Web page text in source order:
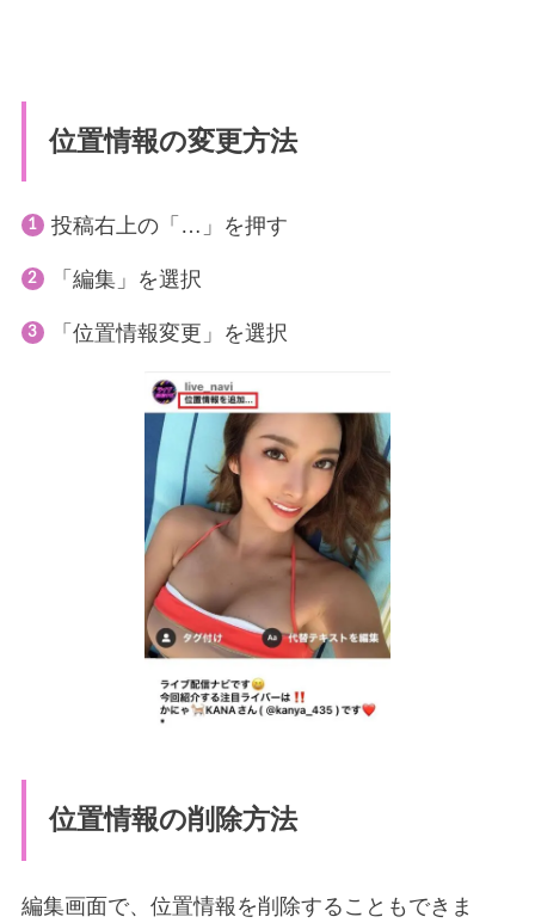
位置情報の変更方法
投稿右上の「…」を押す
「編集」を選択
「位置情報変更」を選択
位置情報の削除方法
編集画面で、位置情報を削除することもできま